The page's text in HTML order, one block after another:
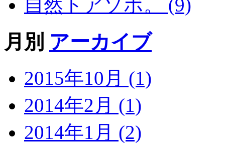
自然トアソボ。 (9)
月別 アーカイブ
2015年10月 (1)
2014年2月 (1)
2014年1月 (2)